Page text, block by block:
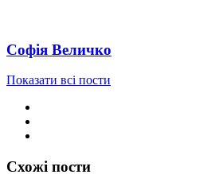
Софія Величко
Показати всі пости
Схожі пости